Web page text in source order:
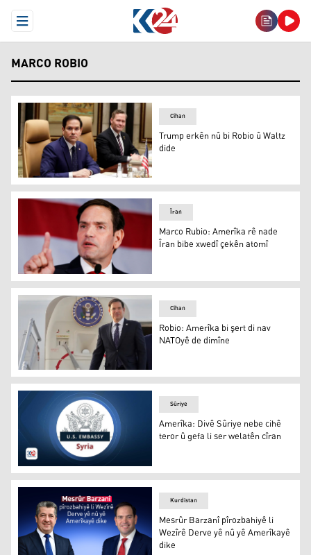
Open Menu
MARCO ROBIO
Trump erkên nû bi Robio û Waltz dide
Cîhan
Trump erkên nû bi Robio û Waltz
dide
Marco Rubio: Amerîka rê nade Îran bibe xwedî çekên
Îran
Marco Rubio: Amerîka rê nade
Îran bibe xwedî çekên atomî
Marko Robio
Cîhan
Robio: Amerîka bi şert di nav
NATOyê de dimîne
Amerîka: Divê Sûriye nebe cihê teror û gefa li ser
Sûriye
Amerîka: Divê Sûriye nebe cihê
teror û gefa li ser welatên cîran
Kurdistan
Mesrûr Barzanî pîrozbahiyê li
Wezîrê Derve yê nû yê Amerîkayê
dike